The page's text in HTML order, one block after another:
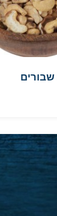
שבורים